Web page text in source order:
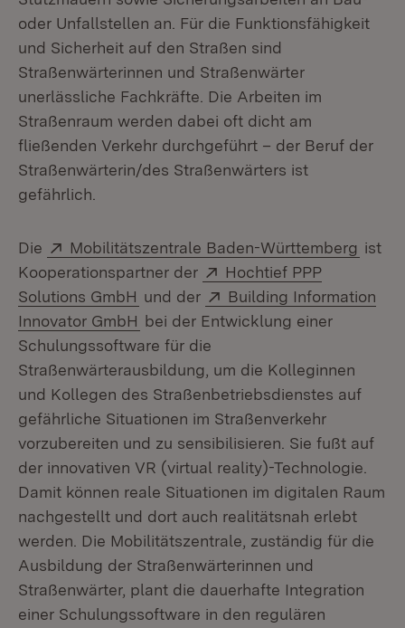
oder Unfallstellen an. Für die Funktionsfähigkeit
und Sicherheit auf den Straßen sind
Straßenwärterinnen und Straßenwärter
unerlässliche Fachkräfte. Die Arbeiten im
Straßenraum werden dabei oft dicht am
fließenden Verkehr durchgeführt – der Beruf der
Straßenwärterin/des Straßenwärters ist
gefährlich.
Die Extern:
Mobilitätszentrale Baden-Württemberg ist
Kooperationspartner der
Extern:
Hochtief PPP
Solutions GmbH (Öffnet in neuem Fenster)
und der Extern:
Building Information
Innovator GmbH (Öffnet in neuem Fenster)
bei der Entwicklung einer
Schulungssoftware für die
Straßenwärterausbildung, um die Kolleginnen
und Kollegen des Straßenbetriebsdienstes auf
gefährliche Situationen im Straßenverkehr
vorzubereiten und zu sensibilisieren. Sie fußt auf
der innovativen VR (virtual reality)-Technologie.
Damit können reale Situationen im digitalen Raum
nachgestellt und dort auch realitätsnah erlebt
werden. Die Mobilitätszentrale, zuständig für die
Ausbildung der Straßenwärterinnen und
Straßenwärter, plant die dauerhafte Integration
einer Schulungssoftware in den regulären